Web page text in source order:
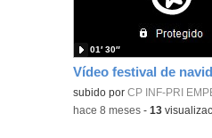
subido porCP INF-PRI
01′ 30″
-hace 8 meses -13